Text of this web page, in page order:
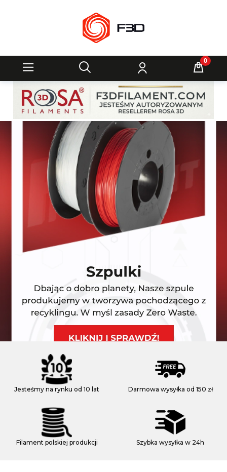
Jesteśmy na rynku od 10 lat Darmowa wysyłka od 150 zł
Filament polskiej produkcji Szybka wysyłka w 24h